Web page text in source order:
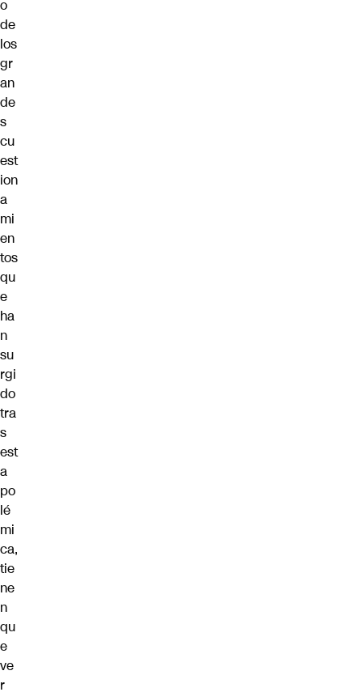
o
de
los
gr
an
de
s
cu
est
ion
a
mi
en
tos
qu
e
ha
n
su
rgi
do
tra
s
est
a
po
lé
mi
ca,
tie
ne
n
qu
e
ve
r